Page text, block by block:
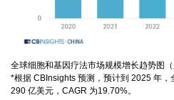
全球细胞和基因疗法市场规模增长趋势图（
*根据 CBInsights 预测，预计到 2025 年，
290 亿美元，CAGR 为19.70%。